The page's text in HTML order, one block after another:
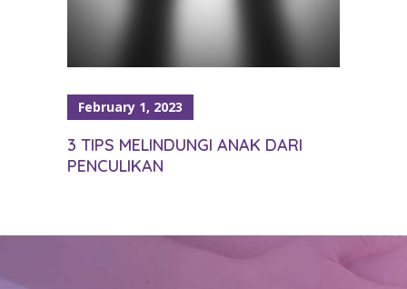
February 1, 2023
3 TIPS MELINDUNGI ANAK DARI
PENCULIKAN